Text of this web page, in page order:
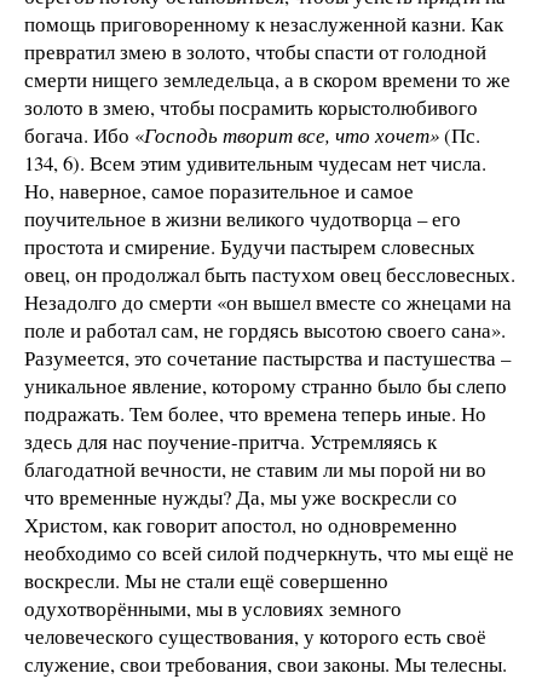
помощь приговоренному к незаслуженной казни. Как
превратил змею в золото, чтобы спасти от голодной
смерти нищего земледельца, а в скором времени то же
золото в змею, чтобы посрамить корыстолюбивого
богача. Ибо «Господь творит все, что хочет»(Пс.
134, 6). Всем этим удивительным чудесам нет числа.
Но, наверное, самое поразительное и самое
поучительное в жизни великого чудотворца – его
простота и смирение. Будучи пастырем словесных
овец, он продолжал быть пастухом овец бессловесных.
Незадолго до смерти «он вышел вместе со жнецами на
поле и работал сам, не гордясь высотою своего сана».
Разумеется, это сочетание пастырства и пастушества –
уникальное явление, которому странно было бы слепо
подражать. Тем более, что времена теперь иные. Но
здесь для нас поучение-притча. Устремляясь к
благодатной вечности, не ставим ли мы порой ни во
что временные нужды? Да, мы уже воскресли со
Христом, как говорит апостол, но одновременно
необходимо со всей силой подчеркнуть, что мы ещё не
воскресли. Мы не стали ещё совершенно
одухотворёнными, мы в условиях земного
человеческого существования, у которого есть своё
служение, свои требования, свои законы. Мы телесны.